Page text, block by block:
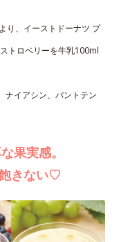
り、イーストドーナツ プ
トロベリーを牛乳100ml
ナイアシン、パントテン
果実感。
きない♡